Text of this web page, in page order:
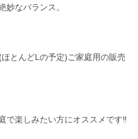
妙なバランス。
とんどLの予定)ご家庭用の販売
で楽しみたい方にオススメです‼︎